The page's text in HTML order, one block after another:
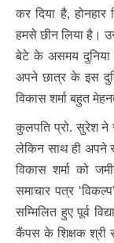
कर दिया है, होनहार
हमसे छीन लिया है।
बेटे के असमय दुनिया
अपने छात्र के इस
विकास शर्मा बहुत
कुलपति प्रो. सुरेश ने
लेकिन साथ ही अपने
विकास शर्मा को
समाचार पत्र
सम्मिलित हुए पूर्व
कैंपस के शिक्षक श्री